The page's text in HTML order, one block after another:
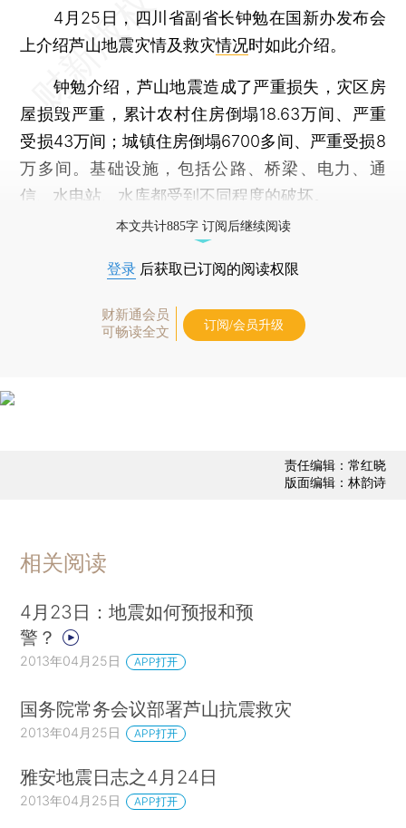
4月25日，四川省副省长钟勉在国新办发布会
上介绍芦山地震灾情及救灾情况时如此介绍。
钟勉介绍，芦山地震造成了严重损失，灾区房
屋损毁严重，累计农村住房倒塌18.63万间、严重
受损43万间；城镇住房倒塌6700多间、严重受损8
万多间。基础设施，包括公路、桥梁、电力、通
信、水电站、水库都受到不同程度的破坏。
本文共计885字 订阅后继续阅读
登录 后获取已订阅的阅读权限
财新通会员
可畅读全文
订阅/会员升级
责任编辑：常红晓
版面编辑：林韵诗
相关阅读
4月23日：地震如何预报和预
警？
2013年04月25日 APP打开
国务院常务会议部署芦山抗震救灾
2013年04月25日 APP打开
雅安地震日志之4月24日
2013年04月25日 APP打开